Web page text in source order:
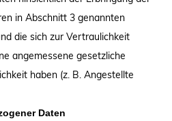
in Abschnitt 3 genannten
die sich zur Vertraulichkeit
angemessene gesetzliche
haben (z. B. Angestellte
Daten